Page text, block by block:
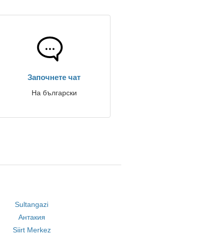
Започнете чат
На български
Sultangazi
Антакия
Siirt Merkez